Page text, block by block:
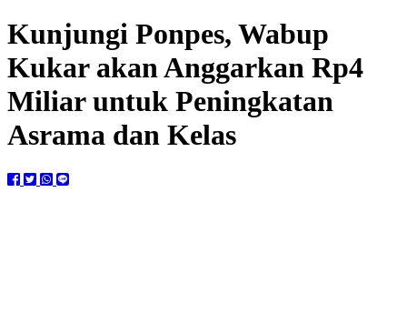
Kunjungi Ponpes, Wabup
Kukar akan Anggarkan Rp4
Miliar untuk Peningkatan
Asrama dan Kelas